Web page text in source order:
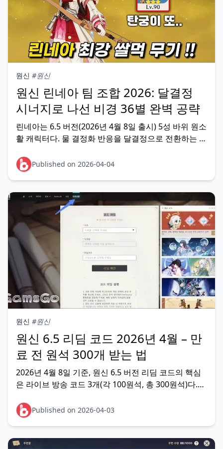
원신 #원신
원신 린네아 팀 조합 2026: 달결정
시너지로 나선 비경 36별 완벽 공략
린네아는 6.5 버전(2026년 4월 8일 출시) 5성 바위 원소
활 캐릭터다. 물 결정화 반응을 달결정으로 전환하는 독
터 겸 서브딜러로, 나선 비경 12층 전반 달결정 피해
+75% 버프 환경에서 자백·나비아·콜롬비나
Published on 2026-04-04
원신 #원신
원신 6.5 리딤 코드 2026년 4월 – 만
료 전 원석 300개 받는 법
2026년 4월 8일 기준, 원신 6.5 버전 리딤 코드의 핵심
은 라이브 방송 코드 3개(각 100원석, 총 300원석)다.
개)는 지금 당장 입력할 수 있다. 라이브 코드는 방송 다
음 날 오후 1시(KS
Published on 2026-04-03